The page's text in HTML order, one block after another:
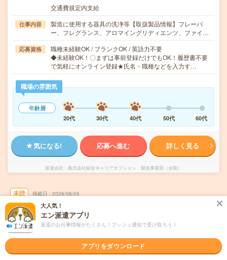
交通費規定内支給
仕事内容
製造に使用する器具の洗浄等【取扱製品情報】フレーバ
ー、フレグランス、アロマイングリディエンツ、ファイ…
応募資格
職種未経験OK / ブランクOK / 英語力不要
◆未経験OK！〇まずは事前登録だけでもOK！履歴書不要
で気軽にオンライン登録★氏名・職種などを入力す…
職場の雰囲気
年齢層
20代
30代 40代 50代 60代
気になる! 応募へ進む 詳しく見る
派遣会社 株式会社綜合キャリアオプション 製造事業部（全国）
未読 掲載日 2026/08/05
【未経験の方大歓迎！】携帯電話の組付け・
電ドラねじ締め/日払いOK
交通費別途支給あり 土日祝日が休み
派遣
大人気！
エン派遣アプリ
派遣のお仕事情報がたくさん！プッシュ通知で受け取ろう！
アプリをダウンロード